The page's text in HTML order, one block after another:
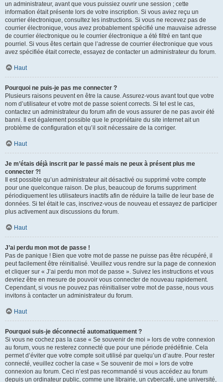
un administrateur, avant que vous puissiez ouvrir une session ; cette
information était présente lors de votre inscription. Si vous aviez reçu un
courrier électronique, consultez les instructions. Si vous ne recevez pas de
courrier électronique, vous avez probablement spécifié une mauvaise adresse
de courrier électronique ou le courrier électronique a été filtré en tant que
pourriel. Si vous êtes certain que l’adresse de courrier électronique que vous
avez spécifiée était correcte, essayez de contacter un administrateur du forum.
Haut
Pourquoi ne puis-je pas me connecter ?
Plusieurs raisons peuvent en être la cause. Assurez-vous avant tout que votre
nom d’utilisateur et votre mot de passe soient corrects. Si tel est le cas,
contactez un administrateur du forum afin de vous assurer de ne pas avoir été
banni. Il est également possible que le propriétaire du site internet ait un
problème de configuration et qu’il soit nécessaire de la corriger.
Haut
Je m’étais déjà inscrit par le passé mais ne peux à présent plus me
connecter ?!
Il est possible qu’un administrateur ait désactivé ou supprimé votre compte
pour une quelconque raison. De plus, beaucoup de forums suppriment
périodiquement les utilisateurs inactifs afin de réduire la taille de leur base de
données. Si tel était le cas, inscrivez-vous de nouveau et essayez de participer
plus activement aux discussions du forum.
Haut
J’ai perdu mon mot de passe !
Pas de panique ! Bien que votre mot de passe ne puisse pas être récupéré, il
peut facilement être réinitialisé. Veuillez vous rendre sur la page de connexion
et cliquer sur « J’ai perdu mon mot de passe ». Suivez les instructions et vous
devriez être en mesure de pouvoir vous connecter de nouveau rapidement.
Cependant, si vous ne pouvez pas réinitialiser votre mot de passe, nous vous
invitons à contacter un administrateur du forum.
Haut
Pourquoi suis-je déconnecté automatiquement ?
Si vous ne cochez pas la case « Se souvenir de moi » lors de votre connexion
au forum, vous ne resterez connecté que pour une période prédéfinie. Cela
permet d’éviter que votre compte soit utilisé par quelqu’un d’autre. Pour rester
connecté, veuillez cocher la case « Se souvenir de moi » lors de votre
connexion au forum. Ceci n’est pas recommandé si vous accédez au forum
depuis un ordinateur public, comme une librairie, un cybercafé, une université,